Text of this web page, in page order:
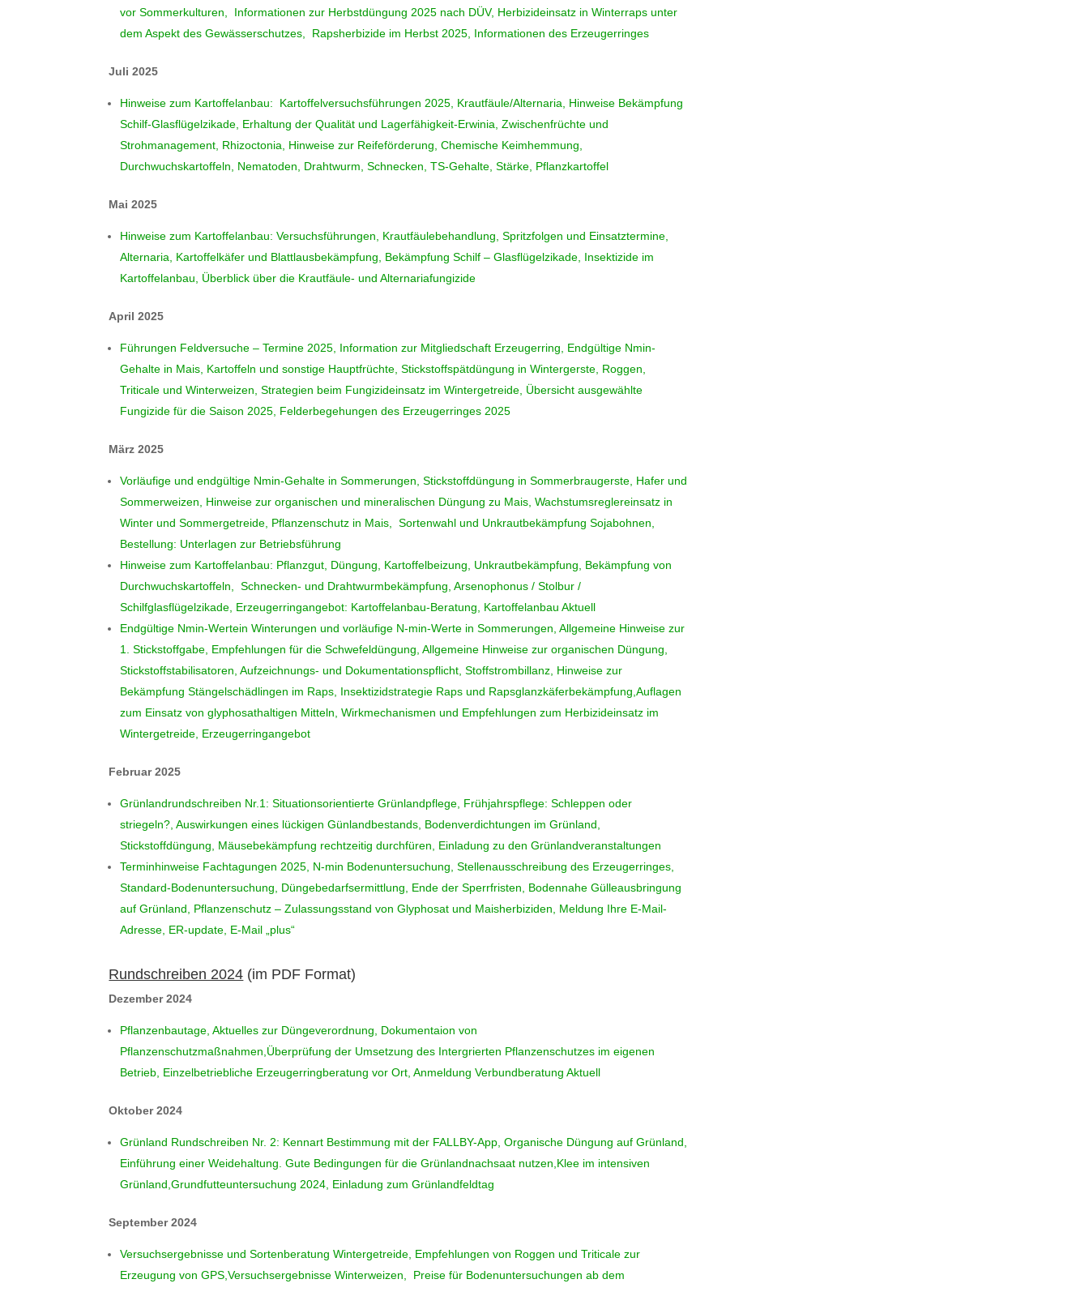
vor Sommerkulturen, Informationen zur Herbstdüngung 2025 nach DÜV, Herbizideinsatz in Winterraps unter
dem Aspekt des Gewässerschutzes, Rapsherbizide im Herbst 2025, Informationen des Erzeugerringes
Juli 2025
Hinweise zum Kartoffelanbau: Kartoffelversuchsführungen 2025, Krautfäule/Alternaria, Hinweise Bekämpfung
Schilf-Glasflügelzikade, Erhaltung der Qualität und Lagerfähigkeit-Erwinia, Zwischenfrüchte und
Strohmanagement, Rhizoctonia, Hinweise zur Reifeförderung, Chemische Keimhemmung,
Durchwuchskartoffeln, Nematoden, Drahtwurm, Schnecken, TS-Gehalte, Stärke, Pflanzkartoffel
Mai 2025
Hinweise zum Kartoffelanbau: Versuchsführungen, Krautfäulebehandlung, Spritzfolgen und Einsatztermine,
Alternaria, Kartoffelkäfer und Blattlausbekämpfung, Bekämpfung Schilf – Glasflügelzikade, Insektizide im
Kartoffelanbau, Überblick über die Krautfäule- und Alternariafungizide
April 2025
Führungen Feldversuche – Termine 2025, Information zur Mitgliedschaft Erzeugerring, Endgültige Nmin-
Gehalte in Mais, Kartoffeln und sonstige Hauptfrüchte, Stickstoffspätdüngung in Wintergerste, Roggen,
Triticale und Winterweizen, Strategien beim Fungizideinsatz im Wintergetreide, Übersicht ausgewählte
Fungizide für die Saison 2025, Felderbegehungen des Erzeugerringes 2025
März 2025
Vorläufige und endgültige Nmin-Gehalte in Sommerungen, Stickstoffdüngung in Sommerbraugerste, Hafer und
Sommerweizen, Hinweise zur organischen und mineralischen Düngung zu Mais, Wachstumsreglereinsatz in
Winter und Sommergetreide, Pflanzenschutz in Mais, Sortenwahl und Unkrautbekämpfung Sojabohnen,
Bestellung: Unterlagen zur Betriebsführung
Hinweise zum Kartoffelanbau: Pflanzgut, Düngung, Kartoffelbeizung , Unkrautbekämpfung, Bekämpfung von
Durchwuchskartoffeln, Schnecken- und Drahtwurmbekämpfung, Arsenophonus / Stolbur /
Schilfglasflügelzikade, Erzeugerringangebot: Kartoffelanbau-Beratung, Kartoffelanbau Aktuell
Endgültige Nmin-Wertein Winterungen und vorläufige N-min-Werte in Sommerungen, Allgemeine Hinweise zur
1. Stickstoffgabe, Empfehlungen für die Schwefeldüngung, Allgemeine Hinweise zur organischen Düngung,
Stickstoffstabilisatoren, Aufzeichnungs- und Dokumentationspflicht, Stoffstrombillanz, Hinweise zur
Bekämpfung Stängelschädlingen im Raps, Insektizidstrategie Raps und Rapsglanzkäferbekämpfung,Auflagen
zum Einsatz von glyphosathaltigen Mitteln, Wirkmechanismen und Empfehlungen zum Herbizideinsatz im
Wintergetreide, Erzeugerringangebot
Februar 2025
Grünlandrundschreiben Nr.1: Situationsorientierte Grünlandpflege, Frühjahrspflege: Schleppen oder
striegeln?, Auswirkungen eines lückigen Günlandbestands, Bodenverdichtungen im Grünland,
Stickstoffdüngung, Mäusebekämpfung rechtzeitig durchfüren, Einladung zu den Grünlandveranstaltungen
Terminhinweise Fachtagungen 2025, N-min Bodenuntersuchung, Stellenausschreibung des Erzeugerringes,
Standard-Bodenuntersuchung, Düngebedarfsermittlung, Ende der Sperrfristen, Bodennahe Gülleausbringung
auf Grünland, Pflanzenschutz – Zulassungsstand von Glyphosat und Maisherbiziden, Meldung Ihre E-Mail-
Adresse, ER-update, E-Mail „plus“
Rundschreiben 2024 (im PDF Format)
Dezember 2024
Pflanzenbautage, Aktuelles zur Düngeverordnung, Dokumentaion von
Pflanzenschutzmaßnahmen,Überprüfung der Umsetzung des Intergrierten Pflanzenschutzes im eigenen
Betrieb, Einzelbetriebliche Erzeugerringberatung vor Ort, Anmeldung Verbundberatung Aktuell
Oktober 2024
Grünland Rundschreiben Nr. 2: Kennart Bestimmung mit der FALLBY-App, Organische Düngung auf Grünland,
Einführung einer Weidehaltung. Gute Bedingungen für die Grünlandnachsaat nutzen,Klee im intensiven
Grünland,Grundfutteuntersuchung 2024, Einladung zum Grünlandfeldtag
September 2024
Versuchsergebnisse und Sortenberatung Wintergetreide, Empfehlungen von Roggen und Triticale zur
Erzeugung von GPS,Versuchsergebnisse Winterweizen, Preise für Bodenuntersuchungen ab dem